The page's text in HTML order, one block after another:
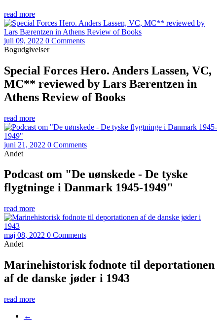
read more
juli 09, 2022 0 Comments
Bogudgivelser
Special Forces Hero. Anders Lassen, VC,
MC** reviewed by Lars Bærentzen in
Athens Review of Books
read more
juni 21, 2022 0 Comments
Andet
Podcast om "De uønskede - De tyske
flygtninge i Danmark 1945-1949"
read more
maj 08, 2022 0 Comments
Andet
Marinehistorisk fodnote til deportationen
af de danske jøder i 1943
read more
←